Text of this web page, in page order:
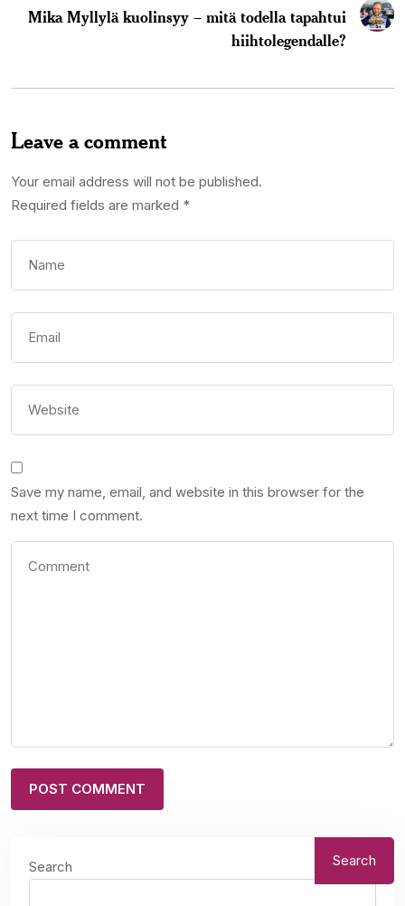
Mika Myllylä kuolinsyy – mitä todella tapahtui
hiihtolegendalle?
Leave a comment
Your email address will not be published.
Required fields are marked *
Save my name, email, and website in this browser for the
next time I comment.
Search Search